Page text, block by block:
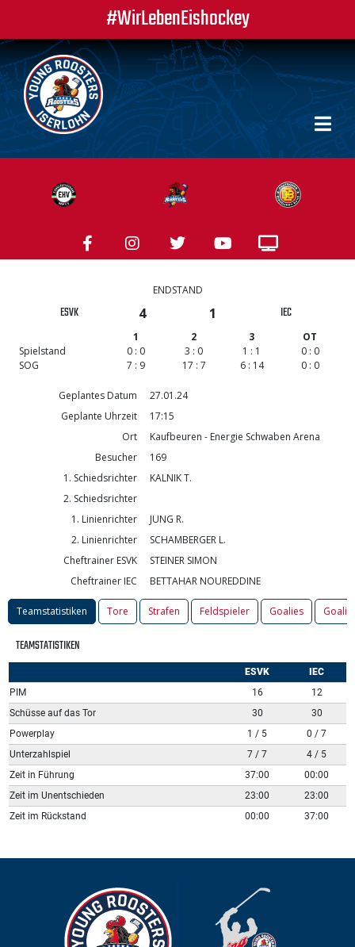
#WirLebenEishockey
ENDSTAND
IEC
ESVK 4 1
1 2 3
OT
Spielstand
0 : 0 3 : 0 1 : 1
0 : 0
SOG
7 : 9 17 : 7 6 : 14 0 : 0
Geplantes Datum
27.01.24
Geplante Uhrzeit
17:15
Ort
Kaufbeuren - Energie Schwaben Arena
Besucher
169
1. Schiedsrichter
KALNIK T.
2. Schiedsrichter
1. Linienrichter
JUNG R.
2. Linienrichter
SCHAMBERGER L.
Cheftrainer ESVK
STEINER SIMON
Cheftrainer IEC
BETTAHAR NOUREDDINE
Teamstatistiken Tore Strafen Feldspieler Goalies
TEAMSTATISTIKEN
ESVK
IEC
PIM
16
12
Schüsse auf das Tor
30
30
Powerplay
1 / 5
0 / 7
Unterzahlspiel
7 / 7
4 / 5
Zeit in Führung
37:00
00:00
Zeit im Unentschieden
23:00
23:00
Zeit im Rückstand
00:00 37:00